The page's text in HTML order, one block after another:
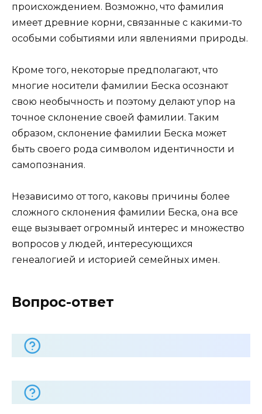
происхождением. Возможно, что фамилия
имеет древние корни, связанные с какими-то
особыми событиями или явлениями природы.
Кроме того, некоторые предполагают, что
многие носители фамилии Беска осознают
свою необычность и поэтому делают упор на
точное склонение своей фамилии. Таким
образом, склонение фамилии Беска может
быть своего рода символом идентичности и
самопознания.
Независимо от того, каковы причины более
сложного склонения фамилии Беска, она все
еще вызывает огромный интерес и множество
вопросов у людей, интересующихся
генеалогией и историей семейных имен.
Вопрос-ответ